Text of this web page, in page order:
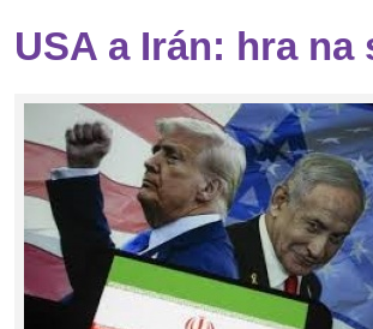
USA a Irán: hra na